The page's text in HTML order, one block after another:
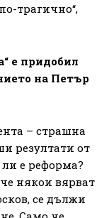
трагично“,
е придобил
на Петър
– страшна
резултати от
е реформа?
някои вярват
се дължи